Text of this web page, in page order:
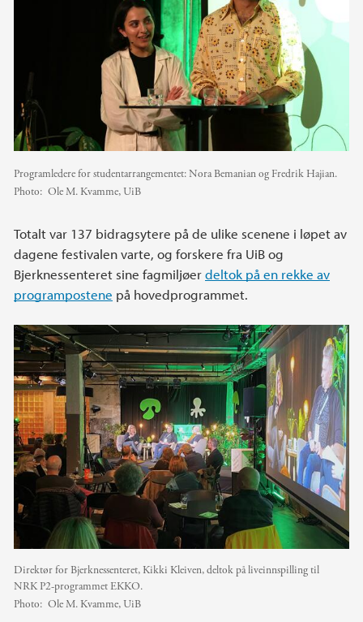
Programledere for studentarrangementet: Nora Bemanian og Fredrik Hajian.
Photo: Ole M. Kvamme, UiB
Totalt var 137 bidragsytere på de ulike scenene i løpet av
dagene festivalen varte, og forskere fra UiB og
Bjerknessenteret sine fagmiljøerdeltok på en rekke av
programpostene på hovedprogrammet.
Direktør for Bjerknessenteret, Kikki Kleiven, deltok på liveinnspilling til
NRK P2-programmet EKKO.
Photo: Ole M. Kvamme, UiB